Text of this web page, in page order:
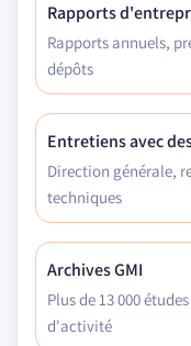
Rapports
Rapports annuels,
dépôts
Entretiens avec
Direction générale,
techniques
Archives GMI
Plus de 13 000
d'activité